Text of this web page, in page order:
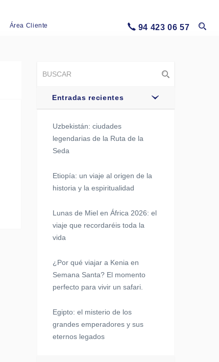
Área Cliente 94 423 06 57
Entradas recientes
Uzbekistán: ciudades
legendarias de la Ruta de la
Seda
Etiopía: un viaje al origen de la
historia y la espiritualidad
Lunas de Miel en África 2026: el
viaje que recordaréis toda la
vida
¿Por qué viajar a Kenia en
Semana Santa? El momento
perfecto para vivir un safari.
Egipto: el misterio de los
grandes emperadores y sus
eternos legados